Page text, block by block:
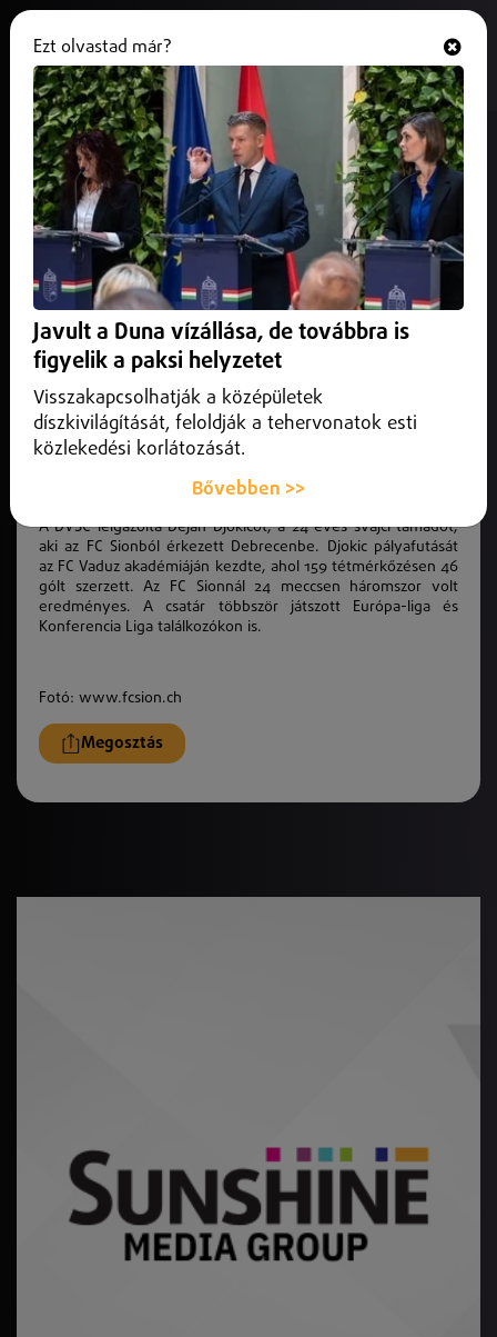
Svájci csatárt igazolt a Debrecen
2025. augusztus 04.Sport
A DVSC leigazolta Dejan Djokicot.
A DVSC leigazolta Dejan Djokicot, a 24 éves svájci támadót,
aki az FC Sionból érkezett Debrecenbe. Djokic pályafutását
az FC Vaduz akadémiáján kezdte, ahol 159 tétmérkőzésen 46
gólt szerzett. Az FC Sionnál 24 meccsen háromszor volt
eredményes. A csatár többször játszott Európa-liga és
Konferencia Liga találkozókon is.
Fotó: www.fcsion.ch
Megosztás
Ezt olvastad már?
Javult a Duna vízállása, de továbbra is
figyelik a paksi helyzetet
Visszakapcsolhatják a középületek
díszkivilágítását, feloldják a tehervonatok esti
közlekedési korlátozását.
Bővebben >>